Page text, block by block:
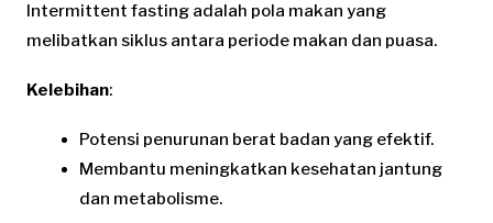
Intermittent fasting adalah pola makan yang
melibatkan siklus antara periode makan dan puasa.
Kelebihan:
Potensi penurunan berat badan yang efektif.
Membantu meningkatkan kesehatan jantung
dan metabolisme.